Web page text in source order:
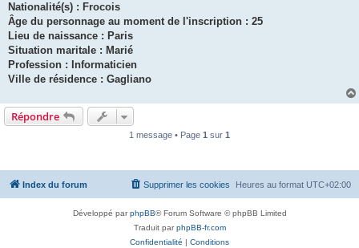
Nationalité(s) : Frocois
Âge du personnage au moment de l'inscription : 25
Lieu de naissance : Paris
Situation maritale : Marié
Profession : Informaticien
Ville de résidence : Gagliano
Répondre
1 message • Page 1 sur 1
Index du forum Heures au format UTC+02:00
Supprimer les cookies
Développé parphpBB® Forum Software © phpBB Limited
Traduit parphpBB-fr.com
Confidentialité | Conditions